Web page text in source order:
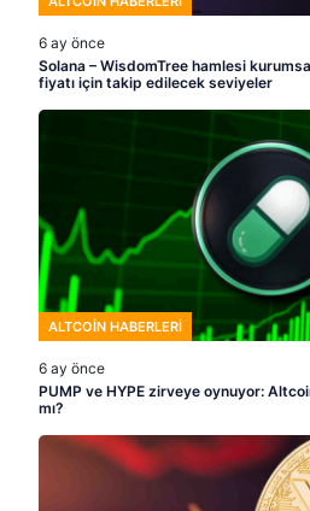
6 ay önce
Solana – WisdomTree hamlesi
fiyatı için takip edilecek seviyeler
ALTCOIN HABERLERI
6 ay önce
PUMP ve HYPE zirveye oynuyor:
mı?